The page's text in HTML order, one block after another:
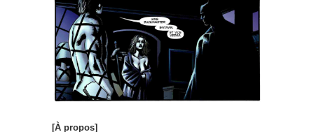
[À propos]